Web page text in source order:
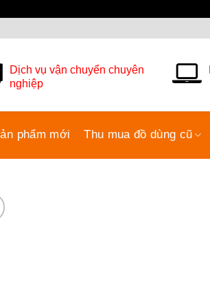
Dịch vụ vận chuyển chuyên
nghiệp
phẩm mới Thu mua đồ dùng cũ